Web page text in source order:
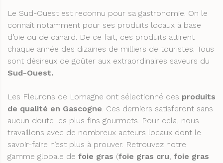
Le Sud-Ouest est reconnu pour sa gastronomie. On le
connaît notamment pour ses produits locaux à base
d’oie ou de canard. De ce fait, ces produits attirent
chaque année des dizaines de milliers de touristes. Tous
sont désireux de goûter aux extraordinaires saveurs du
Sud-Ouest.
Les Fleurons de Lomagne ont sélectionné des produits
de qualité en Gascogne. Ces derniers satisferont sans
aucun doute les plus fins gourmets. Pour cela, nous
travaillons avec de nombreux acteurs locaux dont le
savoir-faire n’est plus à prouver. Retrouvez notre
gamme globale de foie gras (foie gras cru, foie gras